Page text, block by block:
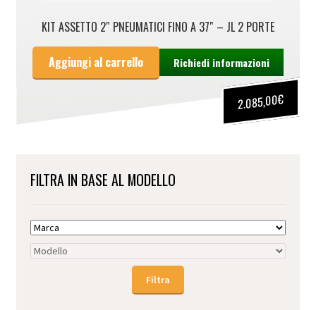
KIT ASSETTO 2″ PNEUMATICI FINO A 37″ – JL 2 PORTE
2.085,00€
Aggiungi al carrello Richiedi informazioni
FILTRA IN BASE AL MODELLO